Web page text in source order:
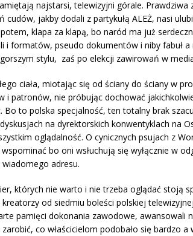
najstarsi, telewizyjni górale. Prawdziwa
cudów, jakby dodali z partykułą ALEŻ, nasi
klapa za klapą, bo naród ma już
i formatów, pseudo dokumentów i niby fabuł a
stylu, zaś po elekcji zawirowań w
ciała, miotając się od ściany do ściany w
i patronów, nie próbując dochować
Bo to polska specjalność, ten totalny brak
na dyrektorskich konwentyklach na
oglądalność. O cynicznych psujach z
bo oni wsłuchują się wyłącznie w
adresu.
których nie warto i nie trzeba oglądać stoją
od siedmiu boleści polskiej
pamięci dokonania zawodowe, awansowali
co właścicielom podobało się bardzo